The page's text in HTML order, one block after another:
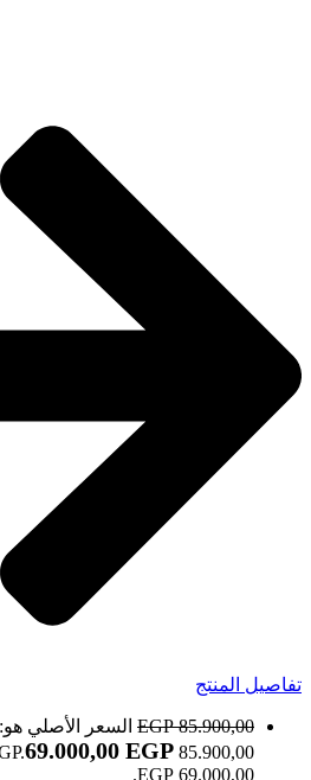
تفاصيل المنتج
85.900,00
EGP
السعر الأصلي هو:
85.900,00 EGP.
69.000,00EGP
69.000,00 EGP.